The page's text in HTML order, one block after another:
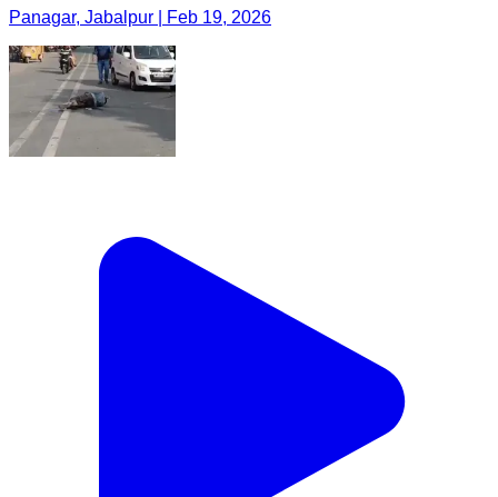
Panagar, Jabalpur | Feb 19, 2026